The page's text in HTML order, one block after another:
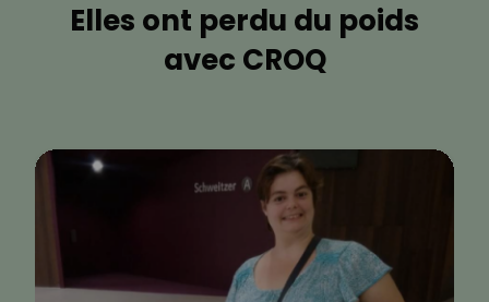
Elles ont perdu du poids
avec CROQ